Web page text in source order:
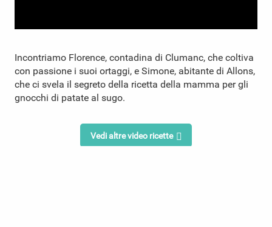
Incontriamo Florence, contadina di Clumanc, che coltiva
con passione i suoi ortaggi, e Simone, abitante di Allons,
che ci svela il segreto della ricetta della mamma per gli
gnocchi di patate al sugo.
Vedi altre video ricette